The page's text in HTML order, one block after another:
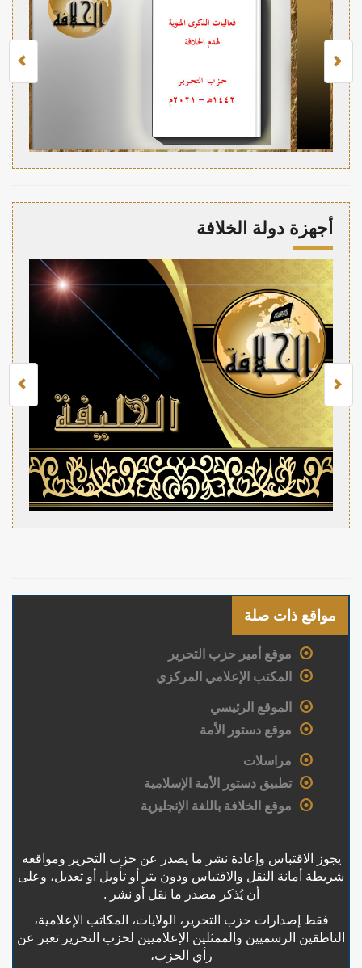
أجهزة دولة الخلافة
مواقع ذات صلة
موقع أمير حزب التحرير
المكتب الإعلامي المركزي
الموقع الرئيسي
موقع دستور الأمة
مراسلات
تطبيق دستور الأمة الإسلامية
موقع الخلافة باللغة الإنجليزية
يجوز الاقتباس وإعادة نشر ما يصدر عن حزب التحرير ومواقعه
شريطة أمانة النقل والاقتباس ودون بتر أو تأويل أو تعديل، وعلى
أن يُذكر مصدر ما نقل أو نشر .
فقط إصدارات حزب التحرير، الولايات، المكاتب الإعلامية،
الناطقين الرسميين والممثلين الإعلاميين لحزب التحرير تعبر عن
رأي الحزب،